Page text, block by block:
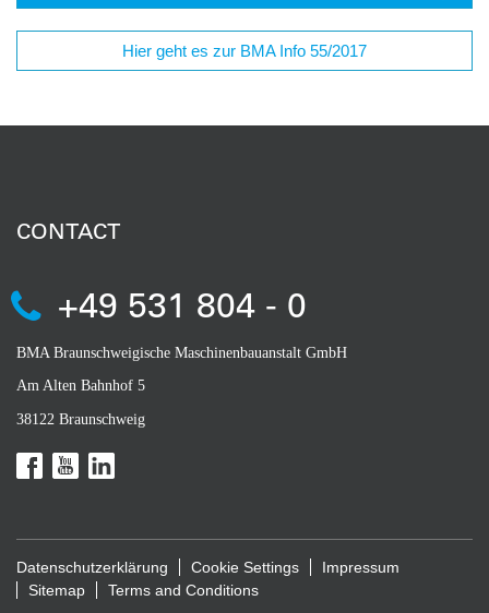
Hier geht es zur BMA Info 55/2017
CONTACT
+49 531 804 - 0
BMA Braunschweigische Maschinenbauanstalt GmbH
Am Alten Bahnhof 5
38122 Braunschweig
Datenschutzerklärung Cookie Settings
Impressum
Sitemap
Terms and Conditions